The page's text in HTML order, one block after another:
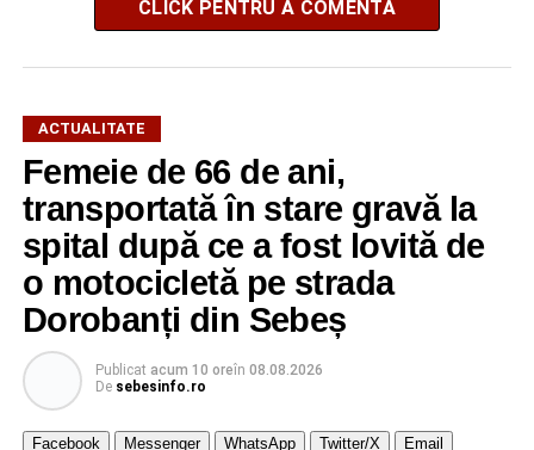
CLICK PENTRU A COMENTA
ACTUALITATE
Femeie de 66 de ani,
transportată în stare gravă la
spital după ce a fost lovită de
o motocicletă pe strada
Dorobanți din Sebeș
Publicat acum 10 oreîn 08.08.2026
De sebesinfo.ro
Facebook Messenger WhatsApp Twitter/X Email